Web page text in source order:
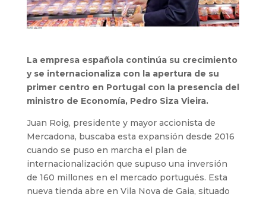
La empresa española continúa su crecimiento
y se internacionaliza con la apertura de su
primer centro en Portugal con la presencia del
ministro de Economía, Pedro Siza Vieira.
Juan Roig, presidente y mayor accionista de
Mercadona, buscaba esta expansión desde 2016
cuando se puso en marcha el plan de
internacionalización que supuso una inversión
de 160 millones en el mercado portugués. Esta
nueva tienda abre en Vila Nova de Gaia, situado